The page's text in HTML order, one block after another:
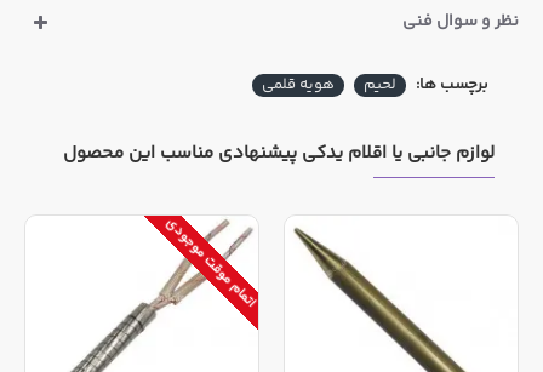
نظر و سوال فنی
برچسب ها: لحیم هویه قلمی
لوازم جانبی یا اقلام یدکی پیشنهادی مناسب این محصول
اتمام موقت موجودی